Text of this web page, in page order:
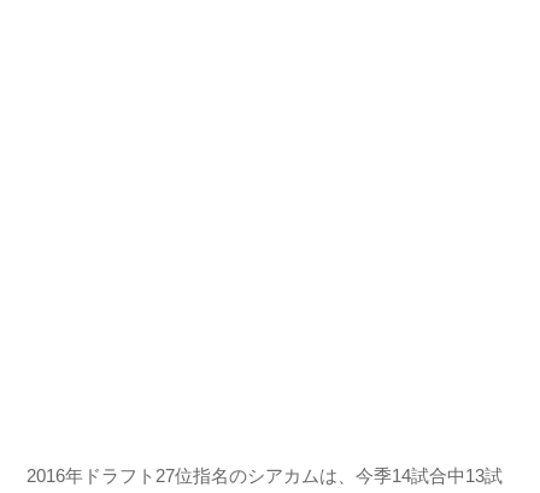
2016年ドラフト27位指名のシアカムは、今季14試合中13試